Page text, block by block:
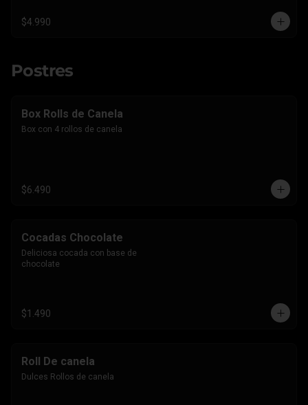
$4.990
Postres
Box Rolls de Canela
Box con 4 rollos de canela
$6.490
Cocadas Chocolate
Deliciosa cocada con base de
chocolate
$1.490
Roll De canela
Dulces Rollos de canela